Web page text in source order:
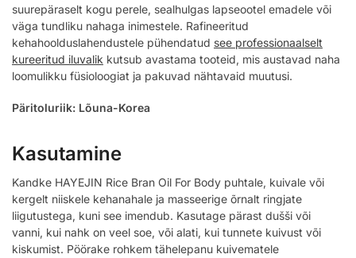
suurepäraselt kogu perele, sealhulgas lapseootel emadele või
väga tundliku nahaga inimestele. Rafineeritud
kehahoolduslahendustele pühendatud see professionaalselt
kureeritud iluvalik kutsub avastama tooteid, mis austavad naha
loomulikku füsioloogiat ja pakuvad nähtavaid muutusi.
Päritoluriik: Lõuna-Korea
Kasutamine
Kandke HAYEJIN Rice Bran Oil For Body puhtale, kuivale või
kergelt niiskele kehanahale ja masseerige õrnalt ringjate
liigutustega, kuni see imendub. Kasutage pärast dušši või
vanni, kui nahk on veel soe, või alati, kui tunnete kuivust või
kiskumist. Pöörake rohkem tähelepanu kuivematele